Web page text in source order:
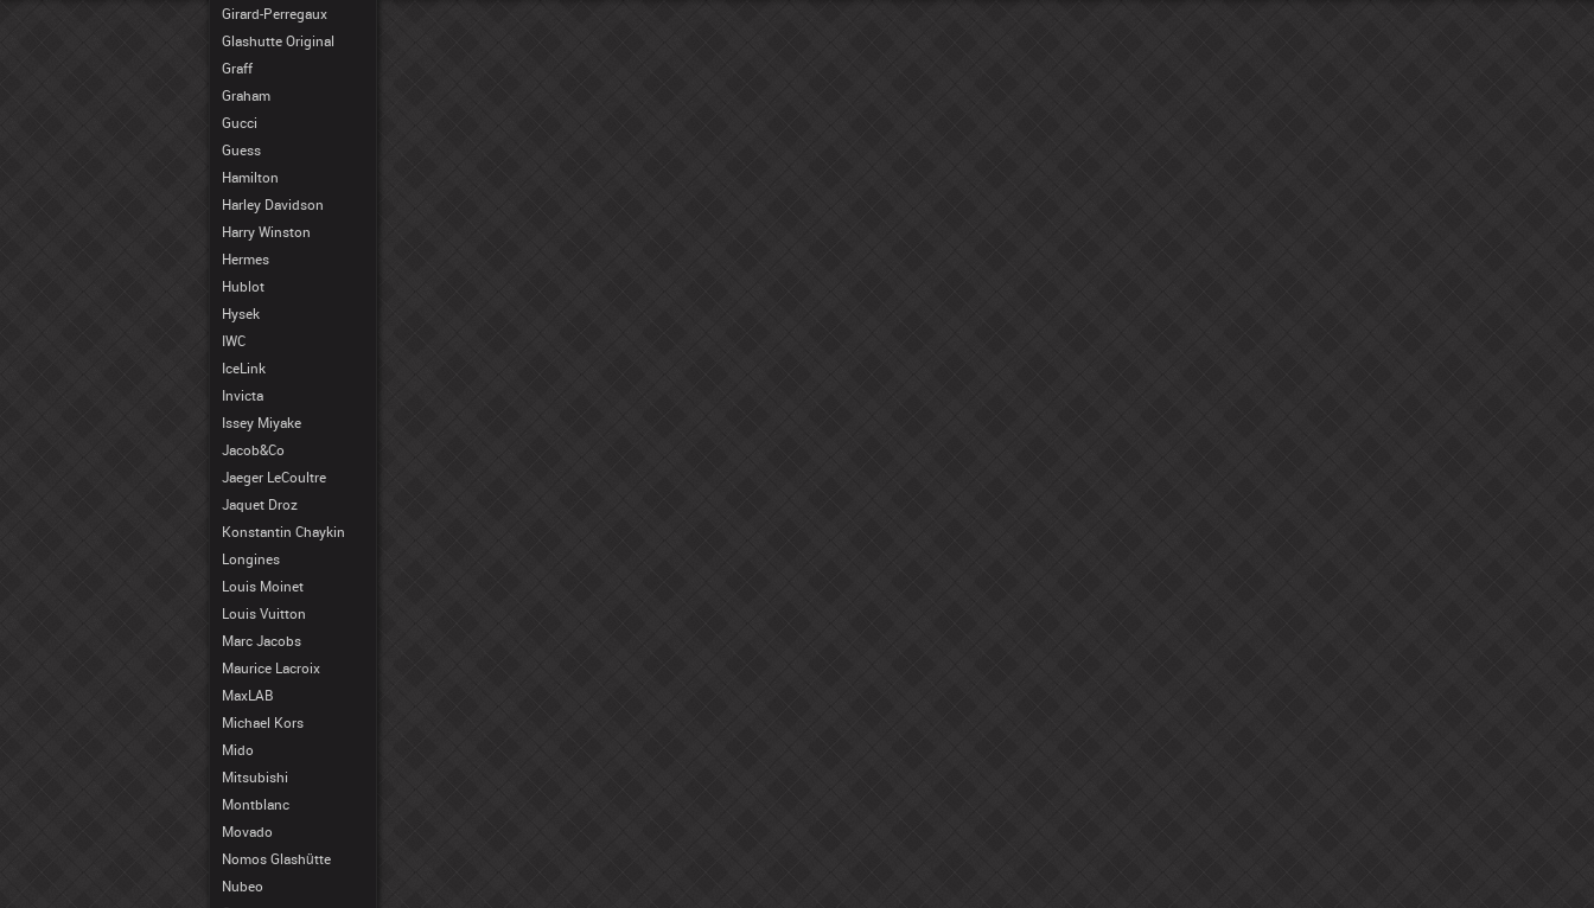
Girard-Perregaux
Glashutte Original
Graff
Graham
Gucci
Guess
Hamilton
Harley Davidson
Harry Winston
Hermes
Hublot
Hysek
IWC
IceLink
Invicta
Issey Miyake
Jacob&Co
Jaeger LeCoultre
Jaquet Droz
Konstantin Chaykin
Longines
Louis Moinet
Louis Vuitton
Marc Jacobs
Maurice Lacroix
MaxLAB
Michael Kors
Mido
Mitsubishi
Montblanc
Movado
Nomos Glashütte
Nubeo